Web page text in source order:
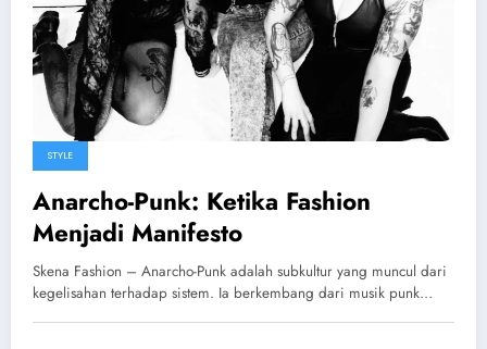
STYLE
Anarcho-Punk: Ketika Fashion
Menjadi Manifesto
Skena Fashion – Anarcho-Punk adalah subkultur yang muncul dari
kegelisahan terhadap sistem. Ia berkembang dari musik punk…